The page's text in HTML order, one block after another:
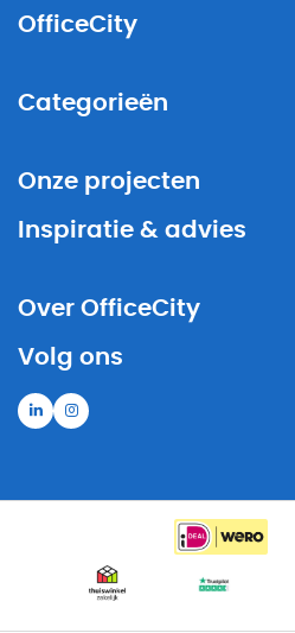
OfficeCity
Categorieën
Onze projecten
Inspiratie & advies
Over OfficeCity
Volg ons